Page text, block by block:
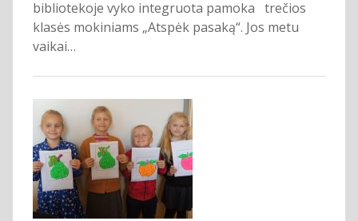
bibliotekoje vyko integruota pamoka trečios
klasės mokiniams „Atspėk pasaką“. Jos metu
vaikai…